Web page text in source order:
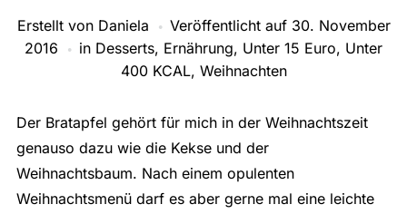
Erstellt von Daniela Veröffentlicht auf 30. November
2016
in Desserts, Ernährung, Unter 15 Euro, Unter
400 KCAL, Weihnachten
Der Bratapfel gehört für mich in der Weihnachtszeit
genauso dazu wie die Kekse und der
Weihnachtsbaum. Nach einem opulenten
Weihnachtsmenü darf es aber gerne mal eine leichte